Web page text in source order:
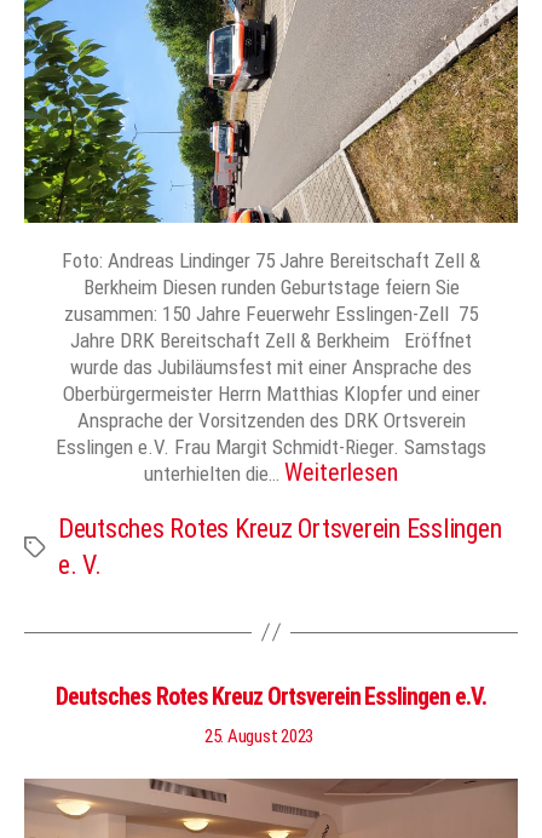
Foto: Andreas Lindinger 75 Jahre Bereitschaft Zell &
Berkheim Diesen runden Geburtstage feiern Sie
zusammen: 150 Jahre Feuerwehr Esslingen-Zell 75
Jahre DRK Bereitschaft Zell & Berkheim Eröffnet
wurde das Jubiläumsfest mit einer Ansprache des
Oberbürgermeister Herrn Matthias Klopfer und einer
Ansprache der Vorsitzenden des DRK Ortsverein
Esslingen e.V. Frau Margit Schmidt-Rieger. Samstags
unterhielten die… Weiterlesen
Schlagwörter
Deutsches Rotes Kreuz Ortsverein Esslingen
e. V.
Deutsches Rotes Kreuz Ortsverein Esslingen e.V.
25. August 2023